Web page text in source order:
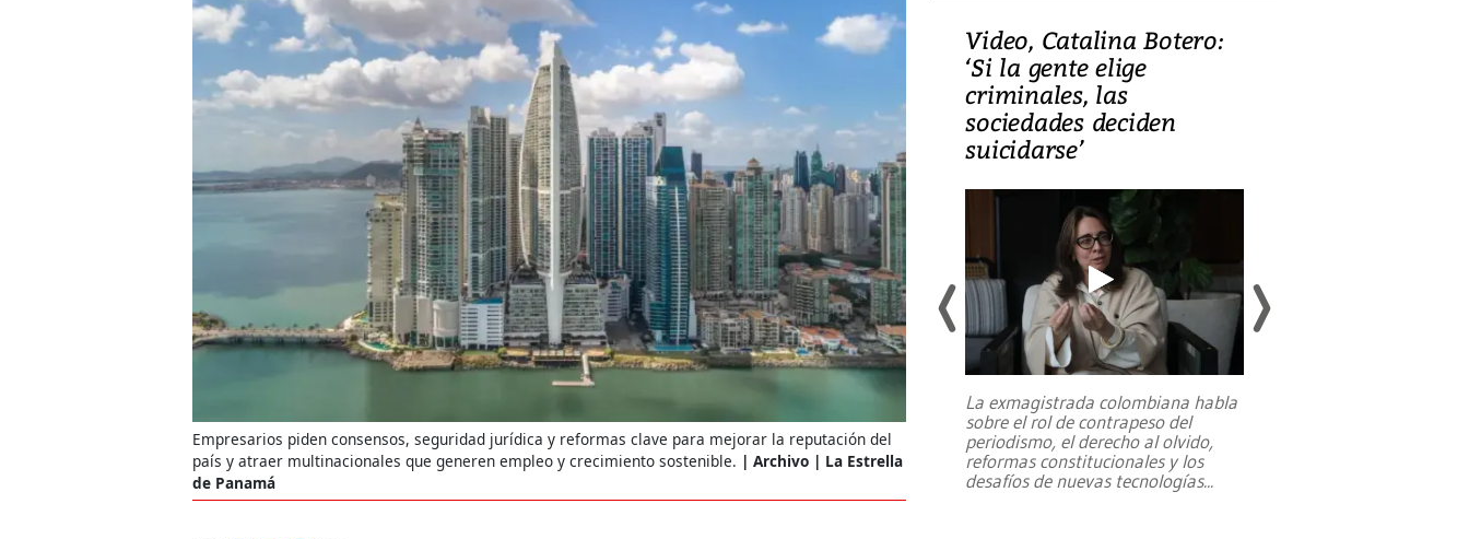
Empresarios piden consensos, seguridad jurídica y reformas clave para mejorar la reputación del
país y atraer multinacionales que generen empleo y crecimiento sostenible.
Archivo | La Estrella
de Panamá
Video, Japón: Terremoto
deja heridos y graves
daños en Kumamoto
Un fuerte terremoto de magnitud
7,1 se registró este martes 28 de
julio en la prefectura de Kumamoto,
al sur de Japón, provocando una
emergencia de gran...
Video, Catalina Botero:
‘Si la gente elige
criminales, las
sociedades deciden
suicidarse’
La exmagistrada colombiana habla
sobre el rol de contrapeso del
periodismo, el derecho al olvido,
reformas constitucionales y los
desafíos de nuevas tecnologías...